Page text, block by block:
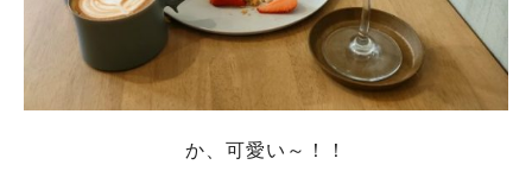
か、可愛い～！！